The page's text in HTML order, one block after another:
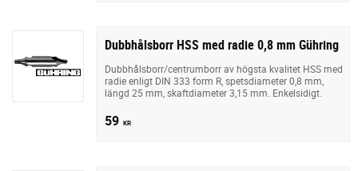
Dubbhålsborr HSS med radie 0,8 mm Gühring
Dubbhålsborr/centrumborr av högsta kvalitet HSS med
radie enligt DIN 333 form R, spetsdiameter 0,8 mm,
längd 25 mm, skaftdiameter 3,15 mm. Enkelsidigt.
59 KR